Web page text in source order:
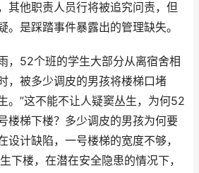
其他职责人员行将被追究问责，但
。是踩踏事件暴露出的管理缺失。
，52个班的学生大部分从离宿舍相
，被多少调皮的男孩将楼梯口堵
。”这不能不让人疑窦丛生，为何52
楼梯下楼？多少调皮的男孩为何要
设计缺陷，一号楼梯的宽度不够，
下楼，在潜在安全隐患的情况下，